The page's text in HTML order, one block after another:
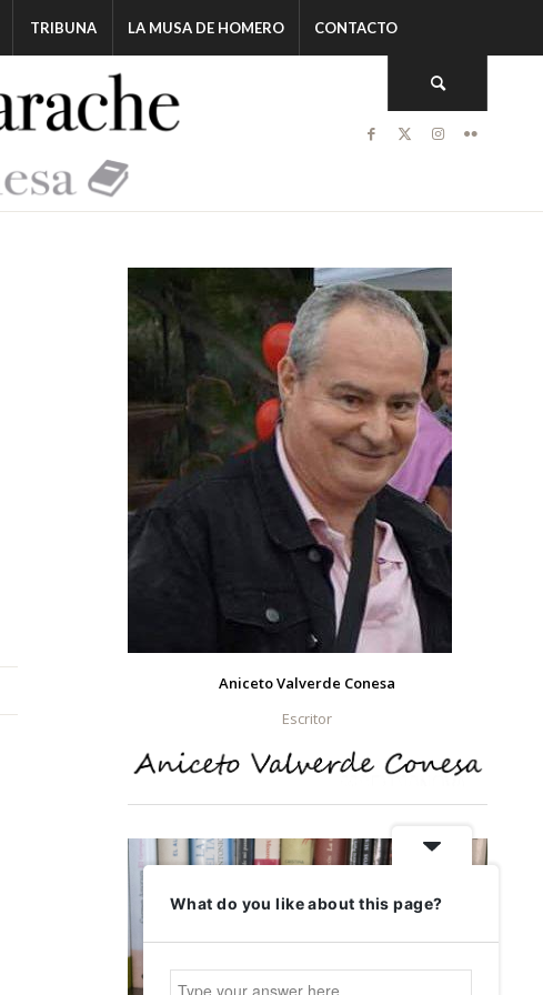
TRIBUNA LA MUSA DE HOMERO CONTACTO
Aniceto Valverde Conesa
Escritor
What do you like about this page?